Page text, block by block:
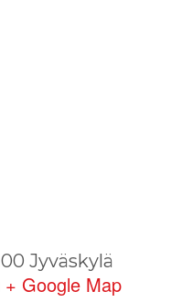
Jyväskylä
+ Google Map